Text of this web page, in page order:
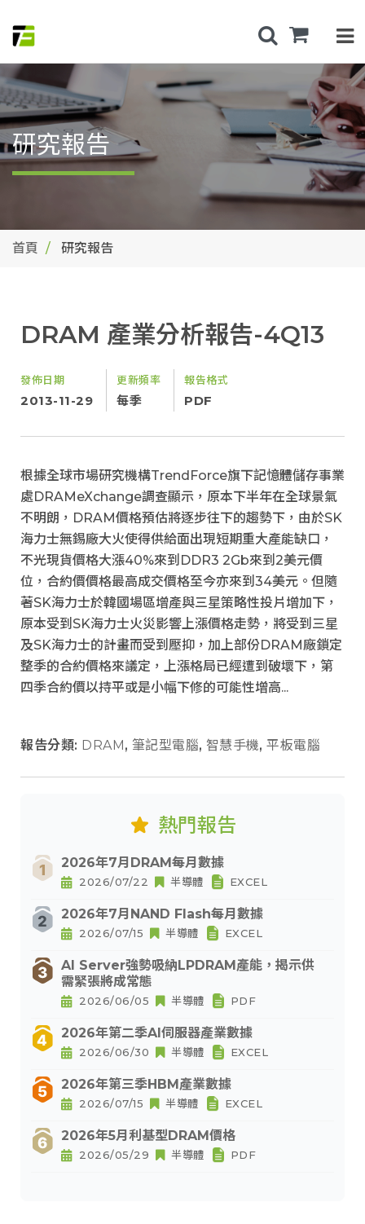
研究報告
首頁 研究報告
DRAM 產業分析報告-4Q13
發佈日期
2013-11-29
更新頻率
每季
報告格式
PDF
根據全球市場研究機構TrendForce旗下記憶體儲存事業
處DRAMeXchange調查顯示，原本下半年在全球景氣
不明朗，DRAM價格預估將逐步往下的趨勢下，由於SK
海力士無錫廠大火使得供給面出現短期重大產能缺口，
不光現貨價格大漲40%來到DDR3 2Gb來到2美元價
位，合約價價格最高成交價格至今亦來到34美元。但隨
著SK海力士於韓國場區增產與三星策略性投片增加下，
原本受到SK海力士火災影響上漲價格走勢，將受到三星
及SK海力士的計畫而受到壓抑，加上部份DRAM廠鎖定
整季的合約價格來議定，上漲格局已經遭到破壞下，第
四季合約價以持平或是小幅下修的可能性增高...
報告分類: DRAM, 筆記型電腦, 智慧手機, 平板電腦
熱門報告
2026年7月DRAM每月數據
2026/07/22 半導體 EXCEL
2026年7月NAND Flash每月數據
2026/07/15 半導體 EXCEL
AI Server強勢吸納LPDRAM產能，揭示供
需緊張將成常態
2026/06/05 半導體 PDF
2026年第二季AI伺服器產業數據
2026/06/30 半導體 EXCEL
2026年第三季HBM產業數據
2026/07/15 半導體 EXCEL
2026年5月利基型DRAM價格
2026/05/29 半導體 PDF